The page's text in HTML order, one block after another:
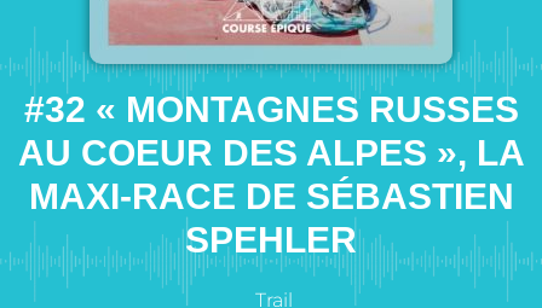
#32 « MONTAGNES RUSSES
AU COEUR DES ALPES », LA
MAXI-RACE DE SÉBASTIEN
SPEHLER
Trail